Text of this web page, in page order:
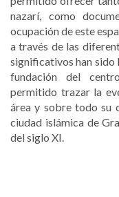
nazarí, como
ocupación de este
a través de las
significativos han sido
fundación del
permitido trazar la
área y sobre todo su
ciudad islámica de
del siglo XI.